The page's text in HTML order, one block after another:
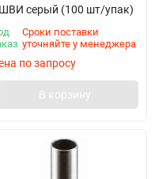
серый (100 шт/упак)
Сроки поставки
уточняйте у менеджера
по запросу
В корзину